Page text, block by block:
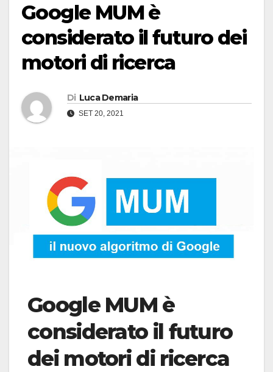
Google MUM è
considerato il futuro dei
motori di ricerca
Di Luca Demaria
SET 20, 2021
Google MUM è
considerato il futuro
dei motori di ricerca